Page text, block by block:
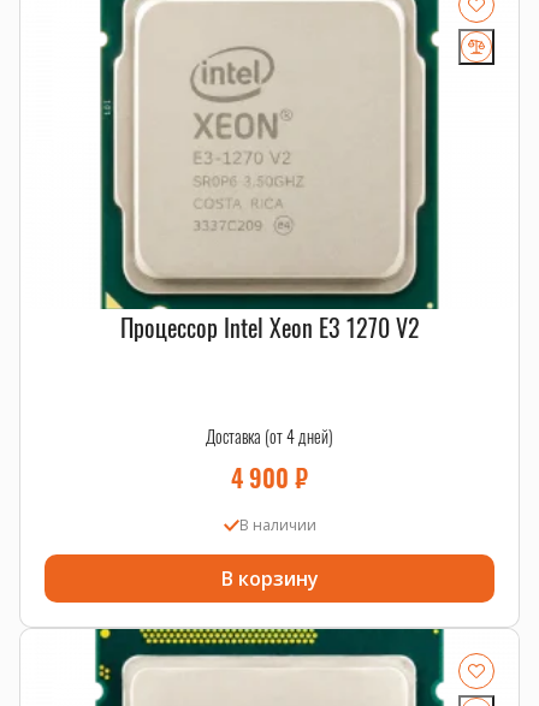
Процессор Intel Xeon E3 1270 V2
Доставка (от 4 дней)
4 900 ₽
В наличии
В корзину